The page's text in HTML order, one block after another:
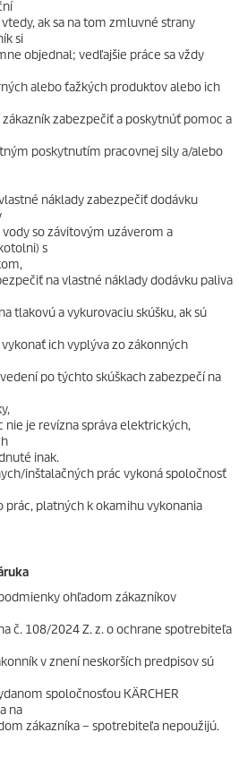
ak sa na tom zmluvné strany
si
objednal; vedľajšie práce sa vždy
alebo ťažkých produktov alebo ich
zabezpečiť a poskytnúť pomoc a
poskytnutím pracovnej sily a/alebo
náklady zabezpečiť dodávku
so závitovým uzáverom a
s
na vlastné náklady dodávku paliva
tlakovú a vykurovaciu skúšku, ak sú
ich vyplýva zo zákonných
po týchto skúškach zabezpečí na
nie je revízna správa elektrických,
inak.
inštalačných prác vykoná spoločnosť
platných k okamihu vykonania
ohľadom zákazníkov
č. 108/2024 Z. z. o ochrane spotrebiteľa
v znení neskorších predpisov sú
spoločnosťou KÄRCHER
na
zákazníka – spotrebiteľa nepoužijú.